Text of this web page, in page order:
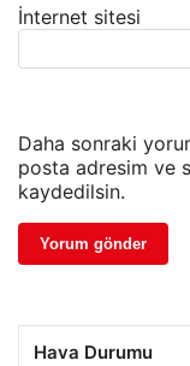
İnternet sitesi
Daha sonraki
posta adresim ve
kaydedilsin.
Hava Durumu